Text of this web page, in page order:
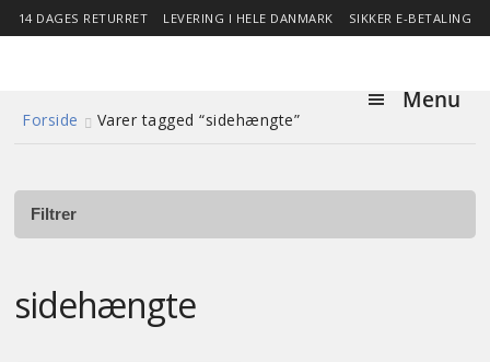
14 DAGES RETURRET LEVERING I HELE DANMARK SIKKER E-BETALING
Menu
Forside
Shop
menu
Forside Varer tagged “sidehængte”
Filtrer
sidehængte